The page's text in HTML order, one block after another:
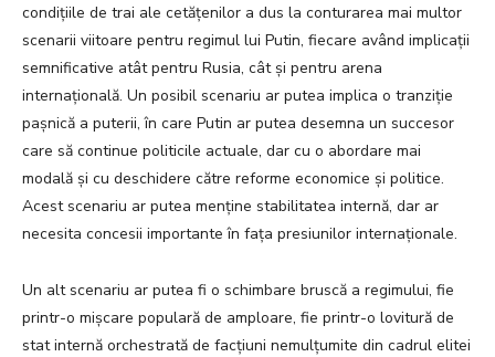
condițiile de trai ale cetățenilor a dus la conturarea mai multor
scenarii viitoare pentru regimul lui Putin, fiecare având implicații
semnificative atât pentru Rusia, cât și pentru arena
internațională. Un posibil scenariu ar putea implica o tranziție
pașnică a puterii, în care Putin ar putea desemna un succesor
care să continue politicile actuale, dar cu o abordare mai
modală și cu deschidere către reforme economice și politice.
Acest scenariu ar putea menține stabilitatea internă, dar ar
necesita concesii importante în fața presiunilor internaționale.
Un alt scenariu ar putea fi o schimbare bruscă a regimului, fie
printr-o mișcare populară de amploare, fie printr-o lovitură de
stat internă orchestrată de facțiuni nemulțumite din cadrul elitei